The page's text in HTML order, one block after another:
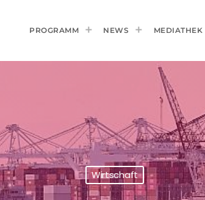
PROGRAMM NEWS MEDIATHEK
Wirtschaft